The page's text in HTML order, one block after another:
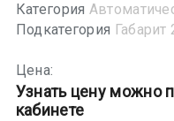
Категория
Подкатегория Габарит
Цена:
Узнать цену можно
кабинете